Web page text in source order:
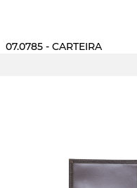
07.0785 - CARTEIRA